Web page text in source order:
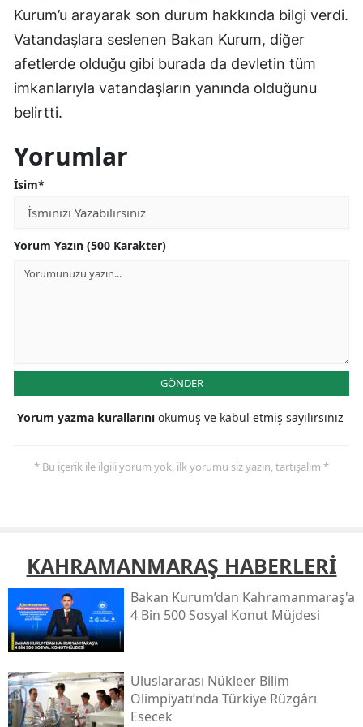
Kurum’u arayarak son durum hakkında bilgi verdi.
Vatandaşlara seslenen Bakan Kurum, diğer
afetlerde olduğu gibi burada da devletin tüm
imkanlarıyla vatandaşların yanında olduğunu
belirtti.
Yorumlar
İsim*
Yorum Yazın (500 Karakter)
GÖNDER
Yorum yazma kurallarını okumuş ve kabul etmiş sayılırsınız
* Bu içerik ile ilgili yorum yok, ilk yorumu siz yazın, tartışalım *
KAHRAMANMARAŞ HABERLERİ
Bakan Kurum’dan Kahramanmaraş'a
4 Bin 500 Sosyal Konut Müjdesi
Uluslararası Nükleer Bilim
Olimpiyatı’nda Türkiye Rüzgârı
Esecek